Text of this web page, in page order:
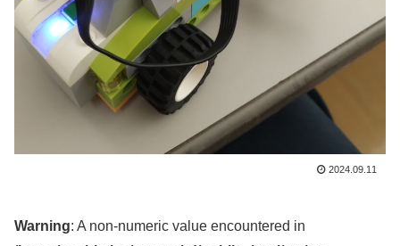
2024.09.11
Warning: A non-numeric value encountered in